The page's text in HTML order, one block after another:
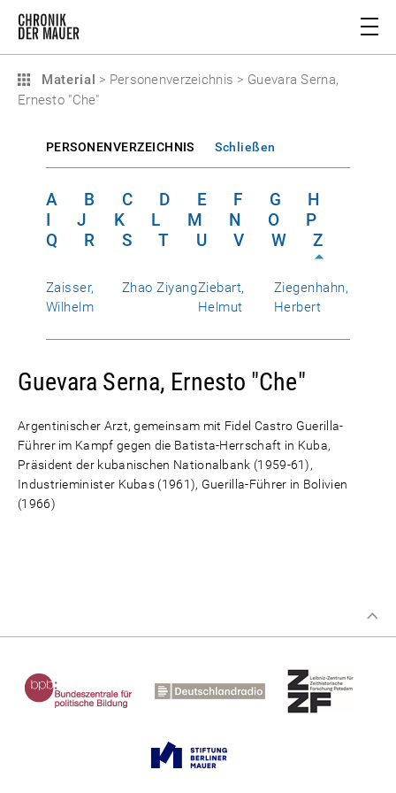
Material > Personenverzeichnis > Guevara Serna,
Ernesto "Che"
PERSONENVERZEICHNIS Schließen
A B C D E F G
H
I
J K L M N O
P
Q
R S T U V W Z
Zaisser,
Wilhelm
Zhao ZiyangZiebart,
Helmut
Ziegenhahn,
Herbert
Guevara Serna, Ernesto "Che"
Argentinischer Arzt, gemeinsam mit Fidel Castro Guerilla-
Führer im Kampf gegen die Batista-Herrschaft in Kuba,
Präsident der kubanischen Nationalbank (1959-61),
Industrieminister Kubas (1961), Guerilla-Führer in Bolivien
(1966)